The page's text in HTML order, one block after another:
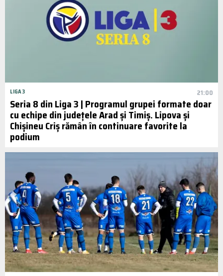
LIGA 3 21:00
Seria 8 din Liga 3 | Programul grupei formate doar
cu echipe din județele Arad și Timiș. Lipova și
Chişineu Criş rămân în continuare favorite la
podium